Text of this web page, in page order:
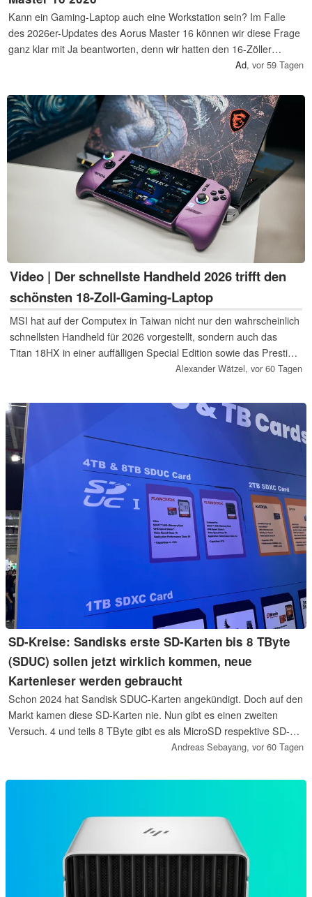
Kann ein Gaming-Laptop auch eine Workstation sein? Im Falle
des 2026er-Updates des Aorus Master 16 können wir diese Frage
ganz klar mit Ja beantworten, denn wir hatten den 16-Zöller
während der Computex für unsere Videos im Einsatz …
A‏d, vor 59 Tagen
Video | Der schnellste Handheld 2026 trifft den
schönsten 18-Zoll-Gaming-Laptop
MSI hat auf der Computex in Taiwan nicht nur den wahrscheinlich
schnellsten Handheld für 2026 vorgestellt, sondern auch das
Titan 18HX in einer auffälligen Special Edition sowie das Prestige
N16 Flip auf Basis von Nvidias neuer RTX Spark Platform. Wir
(Anzeige)
Alexander Wätzel, vor 60 Tagen
SD-Kreise: Sandisks erste SD-Karten bis 8 TByte
(SDUC) sollen jetzt wirklich kommen, neue
Kartenleser werden gebraucht
Schon 2024 hat Sandisk SDUC-Karten angekündigt. Doch auf den
Markt kamen diese SD-Karten nie. Nun gibt es einen zweiten
Versuch. 4 und teils 8 TByte gibt es als MicroSD respektive SD-
Karte aufgeteilt auf die Serien Ultra und Extreme. Die neuen
SD-Express-Leser können mit ihnen nicht umgehen.
Andreas Sebayang, vor 60 Tagen